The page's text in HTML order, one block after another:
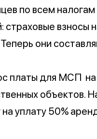
по всем
страховые
они
платы для МСП на
объектов.
на уплату 50%